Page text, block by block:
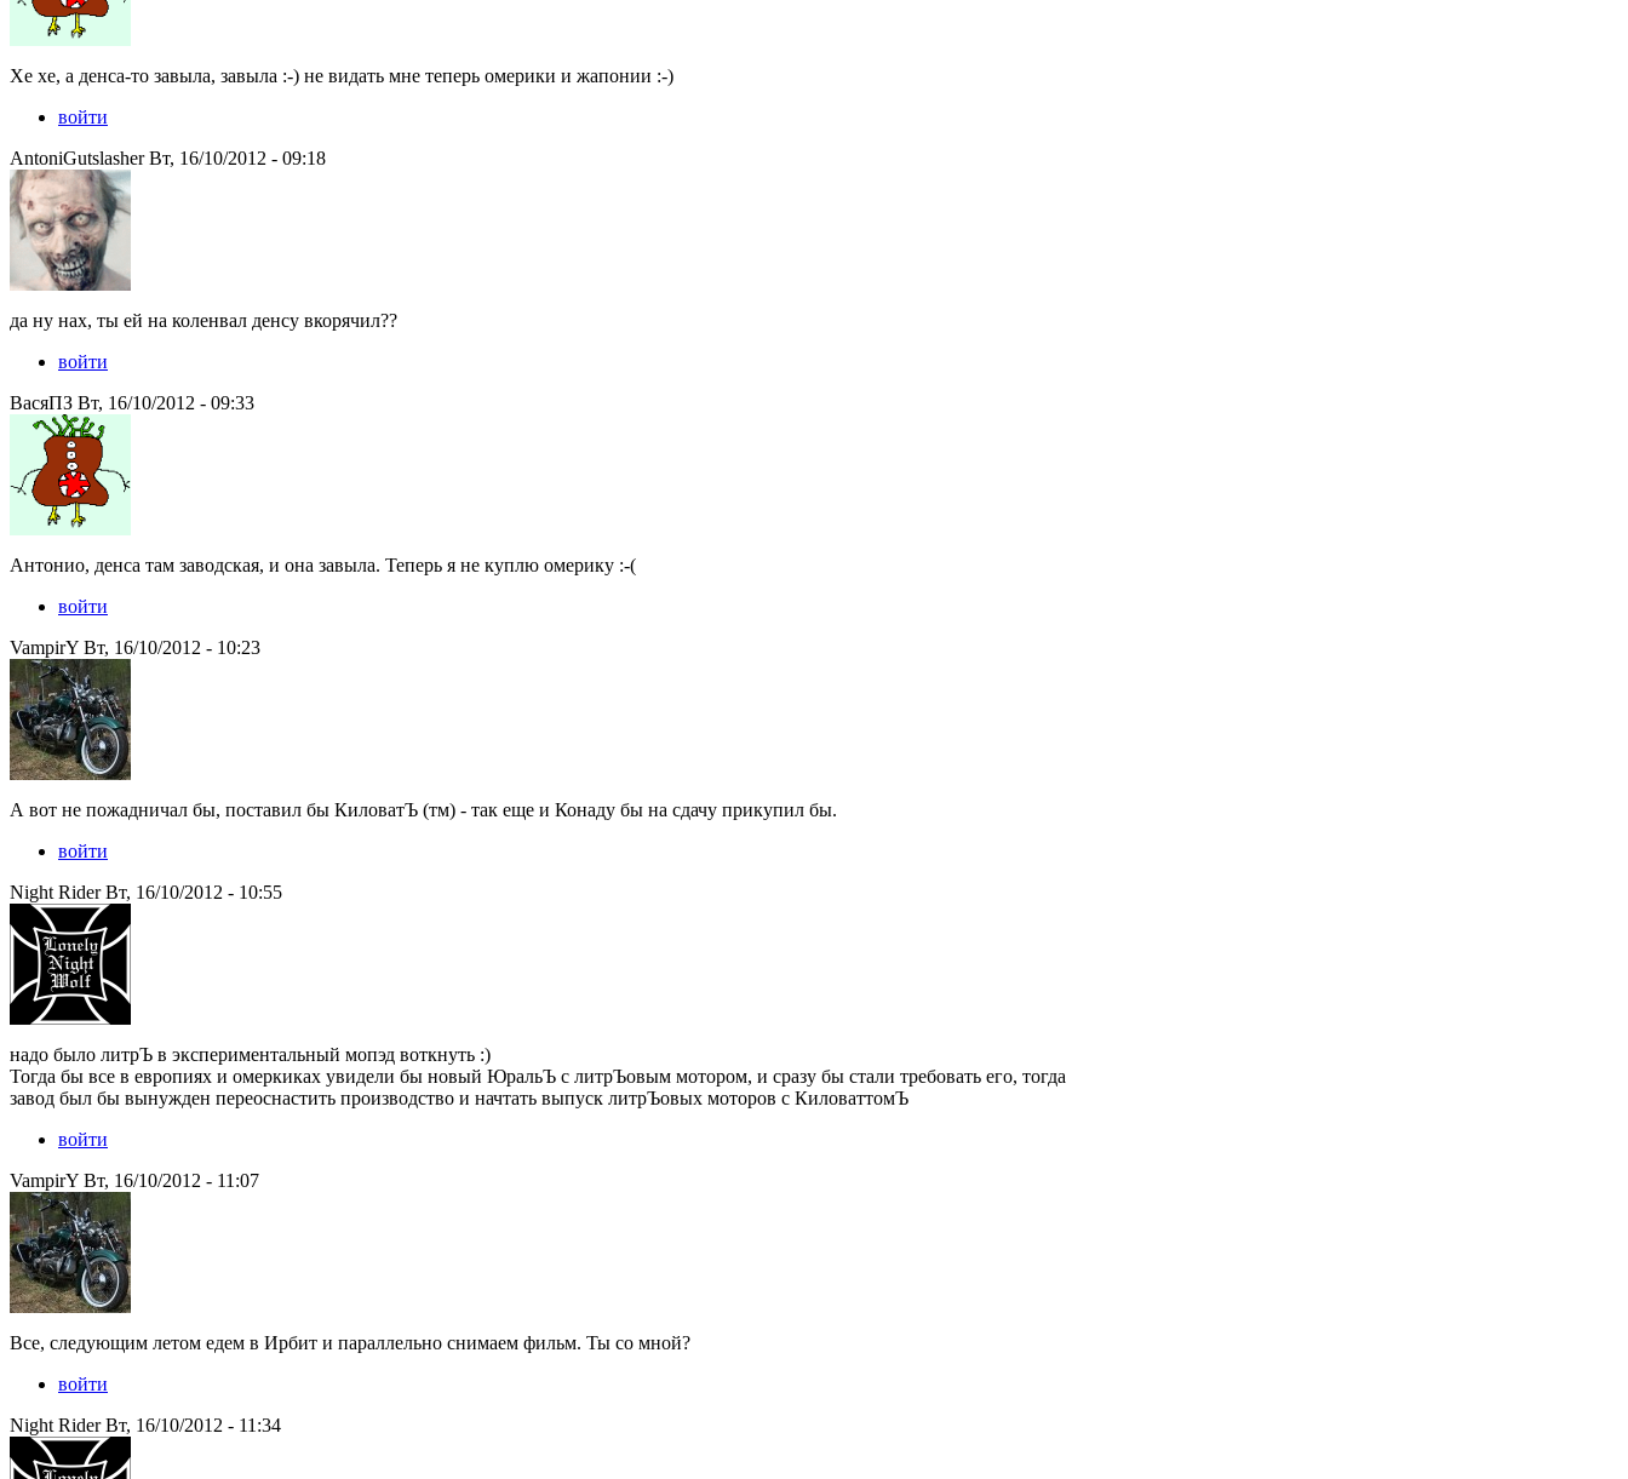
Хе хе, а денса-то завыла, завыла :-) не видать мне теперь омерики и жапонии :-)
войти
AntoniGutslasher Вт, 16/10/2012 - 09:18
да ну нах, ты ей на коленвал денсу вкорячил??
войти
ВасяПЗ Вт, 16/10/2012 - 09:33
Антонио, денса там заводская, и она завыла. Теперь я не куплю омерику :-(
войти
VampirY Вт, 16/10/2012 - 10:23
А вот не пожадничал бы, поставил бы КиловатЪ (тм) - так еще и Конаду бы на сдачу прикупил бы.
войти
Night Rider Вт, 16/10/2012 - 10:55
надо было литрЪ в экспериментальный мопэд воткнуть :)
Тогда бы все в европиях и омеркиках увидели бы новый ЮральЪ с литрЪовым мотором, и сразу бы стали требовать его, тогда
завод был бы вынужден переоснастить производство и начтать выпуск литрЪовых моторов с КиловаттомЪ
войти
VampirY Вт, 16/10/2012 - 11:07
Все, следующим летом едем в Ирбит и параллельно снимаем фильм. Ты со мной?
войти
Night Rider Вт, 16/10/2012 - 11:34